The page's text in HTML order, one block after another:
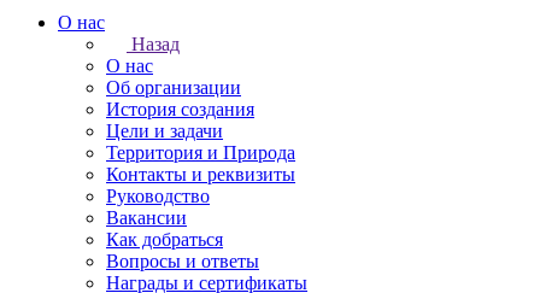
О нас
Назад
О нас
Об организации
История создания
Цели и задачи
Территория и Природа
Контакты и реквизиты
Руководство
Вакансии
Как добраться
Вопросы и ответы
Награды и сертификаты